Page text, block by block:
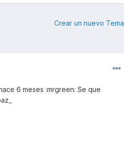
Crear un nuevo Tema
6 meses :mrgreen: Se que